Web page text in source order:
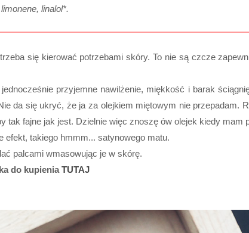
linalol*.
się kierować potrzebami skóry. To nie są czcze
przyjemne nawilżenie, miękkość i barak
da się ukryć, że ja za olejkiem miętowym nie przepadam.
tak fajne jak jest. Dzielnie więc znoszę ów olejek kiedy
efekt, takiego hmmm... satynowego matu.
palcami wmasowując je w skórę.
do kupieniaTUTAJ